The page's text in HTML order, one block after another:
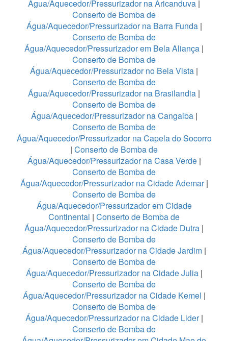
Água/Aquecedor/Pressurizador na Aricanduva |
Conserto de Bomba de
Água/Aquecedor/Pressurizador na Barra Funda |
Conserto de Bomba de
Água/Aquecedor/Pressurizador em Bela Aliança |
Conserto de Bomba de
Água/Aquecedor/Pressurizador no Bela Vista |
Conserto de Bomba de
Água/Aquecedor/Pressurizador na Brasilandia |
Conserto de Bomba de
Água/Aquecedor/Pressurizador na Cangaiba|
Conserto de Bomba de
Água/Aquecedor/Pressurizador na Capela do Socorro
| Conserto de Bomba de
Água/Aquecedor/Pressurizador na Casa Verde|
Conserto de Bomba de
Água/Aquecedor/Pressurizador na Cidade Ademar|
Conserto de Bomba de
Água/Aquecedor/Pressurizador em Cidade
Continental | Conserto de Bomba de
Água/Aquecedor/Pressurizador na Cidade Dutra |
Conserto de Bomba de
Água/Aquecedor/Pressurizador na Cidade Jardim|
Conserto de Bomba de
Água/Aquecedor/Pressurizador na Cidade Julia |
Conserto de Bomba de
Água/Aquecedor/Pressurizador na Cidade Kemel |
Conserto de Bomba de
Água/Aquecedor/Pressurizador na Cidade Lider|
Conserto de Bomba de